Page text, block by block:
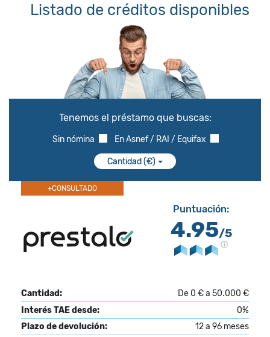
Listado de créditos disponibles
Tenemos el préstamo que buscas:
Sin nómina En Asnef / RAI / Equifax
Cantidad (€)
+CONSULTADO
Puntuación:
4.95/5
Cantidad:
De 0 € a 50.000 €
Interés TAE desde:
0%
Plazo de devolución:
12 a 96 meses